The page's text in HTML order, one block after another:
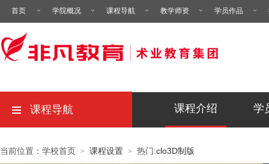
首页 学院概况 课程导航 教学师资 学员作品
课程介绍 学
课程导航
当前位置：学校首页 > 课程设置 > 热门:clo3D制版